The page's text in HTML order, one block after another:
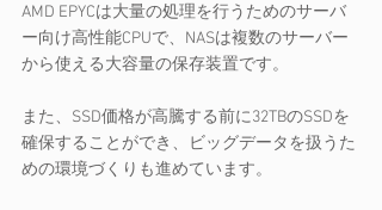
AMD EPYCは大量の処理を行うためのサーバ
ー向け高性能CPUで、NASは複数のサーバー
から使える大容量の保存装置です。
また、SSD価格が高騰する前に32TBのSSDを
確保することができ、ビッグデータを扱うた
めの環境づくりも進めています。